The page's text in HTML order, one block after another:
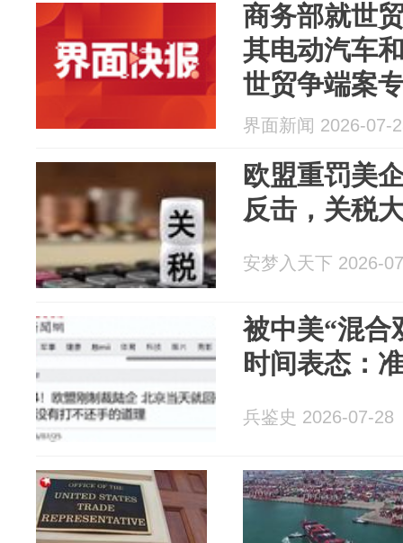
商务部就世
其电动汽车
世贸争端案
界面新闻 2026-07-
欧盟重罚美
反击，关税
安梦入天下 2026-
被中美“混合
时间表态：
兵鉴史 2026-07-28